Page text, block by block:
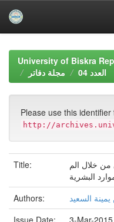
navigationUniversity of Biskra
مجلة دفاتر
العدد 04
Please use this
http://
Title:
من خلال الم
البشرية
Authors:
يمينة السعيد
Issue Date:
3-Mar-2015